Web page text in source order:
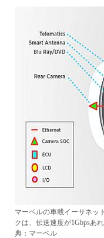
マーベルの車載イーサネッ
クは、伝送速度が1Gbpsあ
典：マーベル